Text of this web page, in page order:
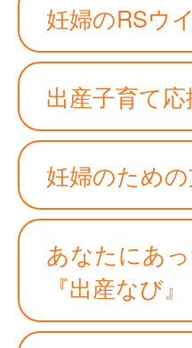
妊婦のRSウ
出産子育て
妊婦のため
あなたにあ
『出産なび』